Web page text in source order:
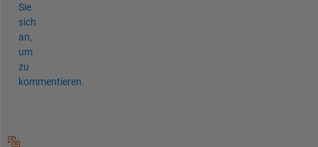
Sie
sich
an,
um
zu
kommentieren.